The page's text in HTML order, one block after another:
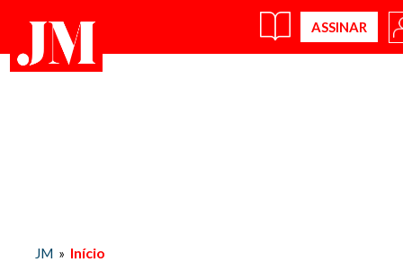
JM » Início